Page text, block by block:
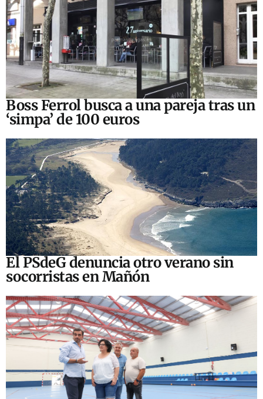
Boss Ferrol busca a una pareja tras un
‘simpa’ de 100 euros
El PSdeG denuncia otro verano sin
socorristas en Mañón